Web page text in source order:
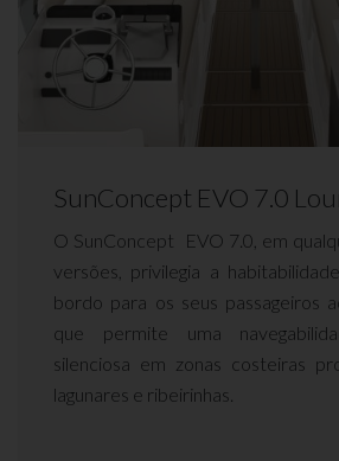
SunConcept EVO 7.0
O SunConcept EVO 7.0, em
versões, privilegia a
bordo para os seus passageiros
que permite uma
silenciosa em zonas costeiras
lagunares e ribeirinhas.